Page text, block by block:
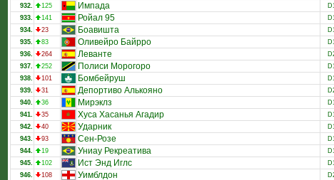
932.
125 Импада
933.
141 Ройал 95
934.
23 Боавишта
935.
83 Оливейро Байрро
936.
264 Леванте
937.
252 Полиси Морогоро
938.
101 Бомбейруш
939.
31 Депортиво Алькояно
940.
36 Мирэклз
941.
35 Хуса Хасанья Агадир
942.
40 Ударник
943.
93 Сен-Розе
944.
19 Униау Рекреатива
945.
102 Ист Энд Иглс
946.
108 Уимблдон